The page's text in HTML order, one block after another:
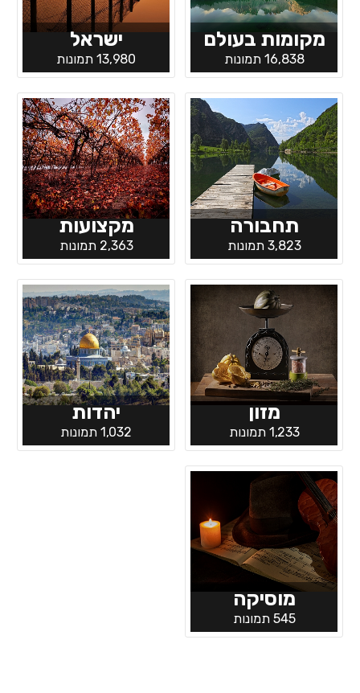
מקומות בעולם
16,838 תמונות
ישראל
13,980 תמונות
תחבורה
3,823 תמונות
מקצועות
2,363 תמונות
מזון
1,233 תמונות
יהדות
1,032 תמונות
מוסיקה
545 תמונות